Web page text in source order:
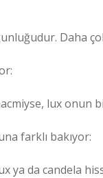
Daha çok
lux onun
farklı bakıyor:
ya da candela